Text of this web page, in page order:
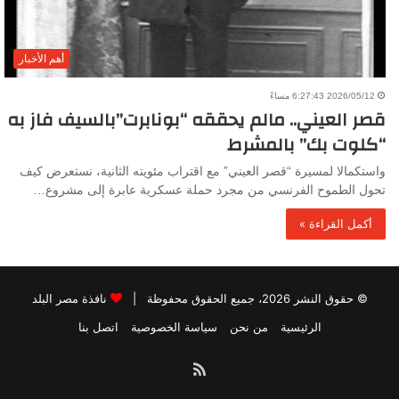
أهم الأخبار
2026/05/12 6:27:43 مساءً
قصر العيني.. مالم يحققه “بونابرت”بالسيف فاز به
“كلوت بك” بالمشرط
واستكمالا لمسيرة “قصر العيني” مع اقتراب مئويته الثانية، نستعرض كيف
تحول الطموح الفرنسي من مجرد حملة عسكرية عابرة إلى مشروع…
أكمل القراءة »
© حقوق النشر 2026، جميع الحقوق محفوظة |
نافذة مصر البلد
الرئيسية
من نحن سياسة الخصوصية اتصل بنا
ملخص